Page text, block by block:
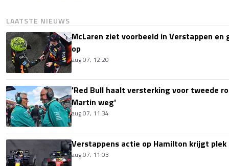
LAATSTE NIEUWS
McLaren ziet voorbeeld in Verstappen
op
aug 07, 12:20
'Red Bull haalt versterking voor tweede
Martin weg'
aug 07, 11:34
Verstappens actie op Hamilton krijgt
aug 07, 11:03